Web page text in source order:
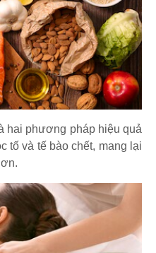
hai phương pháp hiệu quả
tố và tế bào chết, mang lại